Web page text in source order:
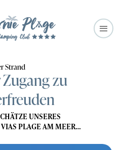
Strand
zu
UNSERES
PLAGE AM MEER…